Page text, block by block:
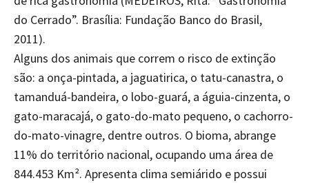
do Cerrado”. Brasília: Fundação Banco do Brasil,
2011).
Alguns dos animais que correm o risco de extinção
são: a onça-pintada, a jaguatirica, o tatu-canastra, o
tamanduá-bandeira, o lobo-guará, a águia-cinzenta, o
gato-maracajá, o gato-do-mato pequeno, o cachorro-
do-mato-vinagre, dentre outros. O bioma, abrange
11% do território nacional, ocupando uma área de
844.453 Km². Apresenta clima semiárido e possui